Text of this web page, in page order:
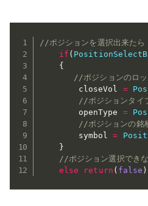
//ポジションを選択出来たら
if (
{
//ポジションのロッ
		closeVol
=
//ポジションタイ
		openType
=
//ポジションの銘
		symbol
=
}
//ポジション選択でき
else
return ( false )